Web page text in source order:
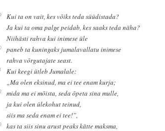
Kui ta on vait, kes võiks teda süüdistada?
Ja kui ta oma palge peidab, kes saaks teda näha?
Niihästi rahva kui inimese üle
paneb ta kuningaks jumalavallatu inimese
rahva võrgutajate seast.
Kui keegi ütleb Jumalale:
„Ma olen eksinud, ma ei tee enam kurja;
mida ma ei mõista, seda õpeta sina mulle,
ja kui olen ülekohut teinud,
siis ma seda enam ei tee!”,
kas ta siis sinu arust peaks kätte maksma,